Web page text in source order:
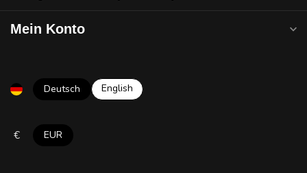
Mein Konto
Deutsch English
€ EUR